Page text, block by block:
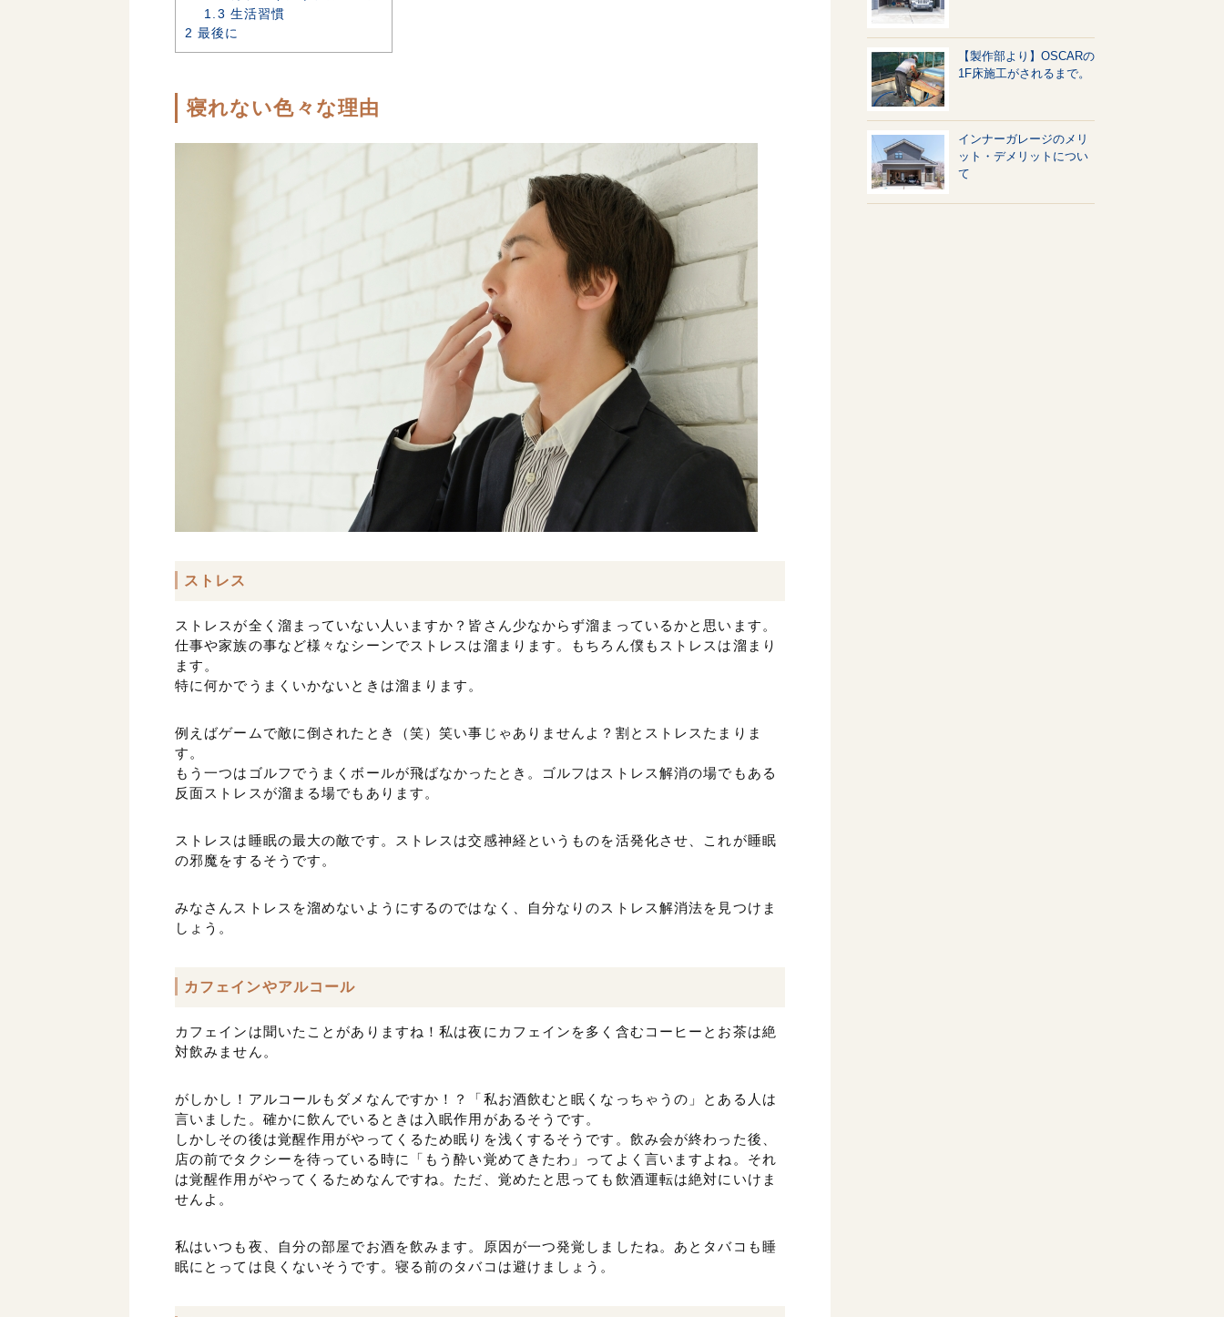
1.3 生活習慣
2 最後に
寝れない色々な理由
ストレス
ストレスが全く溜まっていない人いますか？皆さん少なからず溜まっているかと思います。
仕事や家族の事など様々なシーンでストレスは溜まります。もちろん僕もストレスは溜まり
ます。
特に何かでうまくいかないときは溜まります。
例えばゲームで敵に倒されたとき（笑）笑い事じゃありませんよ？割とストレスたまりま
す。
もう一つはゴルフでうまくボールが飛ばなかったとき。ゴルフはストレス解消の場でもある
反面ストレスが溜まる場でもあります。
ストレスは睡眠の最大の敵です。ストレスは交感神経というものを活発化させ、これが睡眠
の邪魔をするそうです。
みなさんストレスを溜めないようにするのではなく、自分なりのストレス解消法を見つけま
しょう。
カフェインやアルコール
カフェインは聞いたことがありますね！私は夜にカフェインを多く含むコーヒーとお茶は絶
対飲みません。
がしかし！アルコールもダメなんですか！？「私お酒飲むと眠くなっちゃうの」とある人は
言いました。確かに飲んでいるときは入眠作用があるそうです。
しかしその後は覚醒作用がやってくるため眠りを浅くするそうです。飲み会が終わった後、
店の前でタクシーを待っている時に「もう酔い覚めてきたわ」ってよく言いますよね。それ
は覚醒作用がやってくるためなんですね。ただ、覚めたと思っても飲酒運転は絶対にいけま
せんよ。
私はいつも夜、自分の部屋でお酒を飲みます。原因が一つ発覚しましたね。あとタバコも睡
眠にとっては良くないそうです。寝る前のタバコは避けましょう。
【製作部より】OSCARの
1F床施工がされるまで。
インナーガレージのメリ
ット・デメリットについ
て